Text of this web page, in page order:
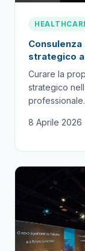
strategico
Curare la
strategico
professionale.
8 Aprile 2026